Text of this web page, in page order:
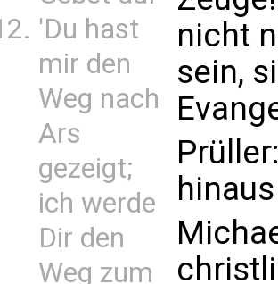
'Du hast
mir den
Weg nach
Ars
gezeigt;
ich werde
Dir den
Weg zum
nicht
sein,
hinaus